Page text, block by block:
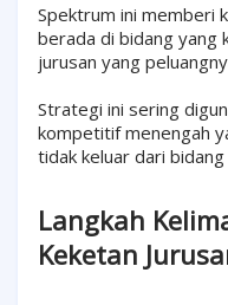
Spektrum ini memberi
berada di bidang yang
jurusan yang
Strategi ini sering
kompetitif menengah
tidak keluar dari bidang
Langkah
Keketan